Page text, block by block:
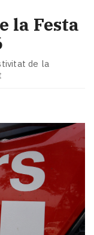
la Festa
de la